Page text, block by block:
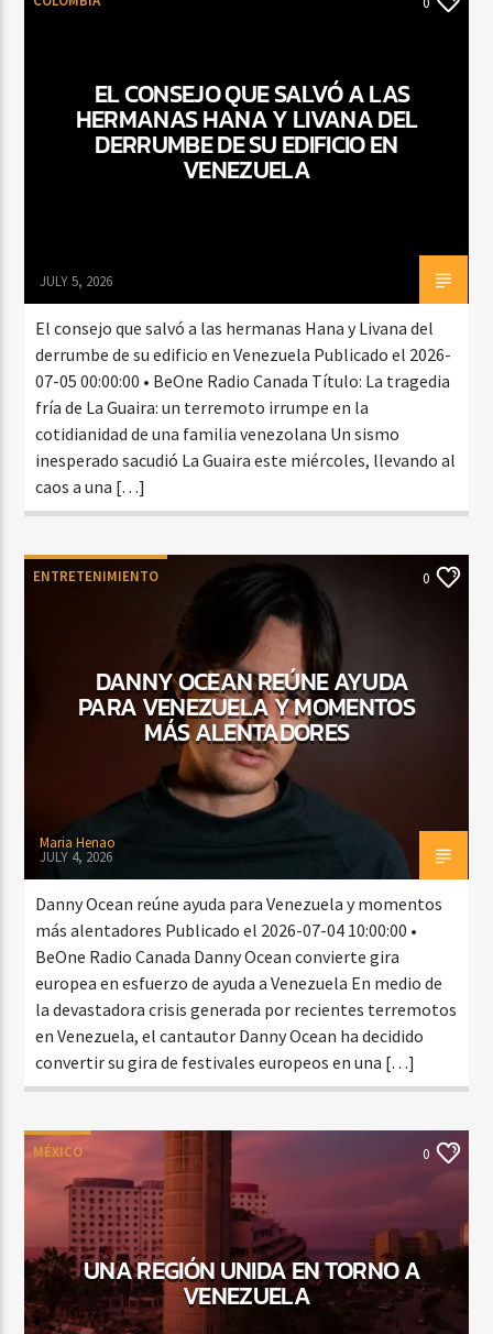
EL CONSEJO QUE SALVÓ A LAS
HERMANAS HANA Y LIVANA DEL
DERRUMBE DE SU EDIFICIO EN
VENEZUELA
JULY 5, 2026
El consejo que salvó a las hermanas Hana y Livana del
derrumbe de su edificio en Venezuela Publicado el 2026-
07-05 00:00:00 • BeOne Radio Canada Título: La tragedia
fría de La Guaira: un terremoto irrumpe en la
cotidianidad de una familia venezolana Un sismo
inesperado sacudió La Guaira este miércoles, llevando al
caos a una […]
ENTRETENIMIENTO 0
DANNY OCEAN REÚNE AYUDA
PARA VENEZUELA Y MOMENTOS
MÁS ALENTADORES
Maria Henao
JULY 4, 2026
Danny Ocean reúne ayuda para Venezuela y momentos
más alentadores Publicado el 2026-07-04 10:00:00 •
BeOne Radio Canada Danny Ocean convierte gira
europea en esfuerzo de ayuda a Venezuela En medio de
la devastadora crisis generada por recientes terremotos
en Venezuela, el cantautor Danny Ocean ha decidido
convertir su gira de festivales europeos en una […]
MÉXICO 0
UNA REGIÓN UNIDA EN TORNO A
VENEZUELA